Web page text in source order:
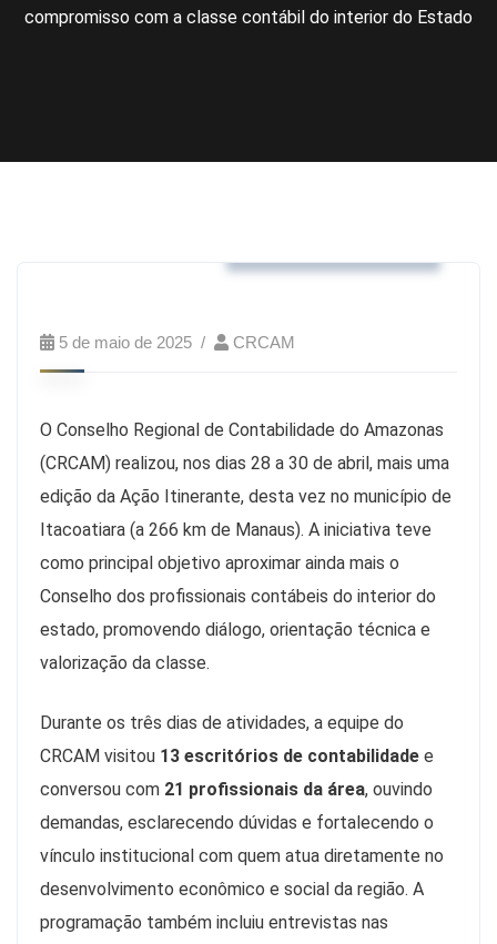
compromisso com a classe contábil do interior do Estado
5 de maio de 2025 CRCAM
O Conselho Regional de Contabilidade do Amazonas
(CRCAM) realizou, nos dias 28 a 30 de abril, mais uma
edição da Ação Itinerante, desta vez no município de
Itacoatiara (a 266 km de Manaus). A iniciativa teve
como principal objetivo aproximar ainda mais o
Conselho dos profissionais contábeis do interior do
estado, promovendo diálogo, orientação técnica e
valorização da classe.
Durante os três dias de atividades, a equipe do
CRCAM visitou 13 escritórios de contabilidade e
conversou com 21 profissionais da área, ouvindo
demandas, esclarecendo dúvidas e fortalecendo o
vínculo institucional com quem atua diretamente no
desenvolvimento econômico e social da região. A
programação também incluiu entrevistas nas